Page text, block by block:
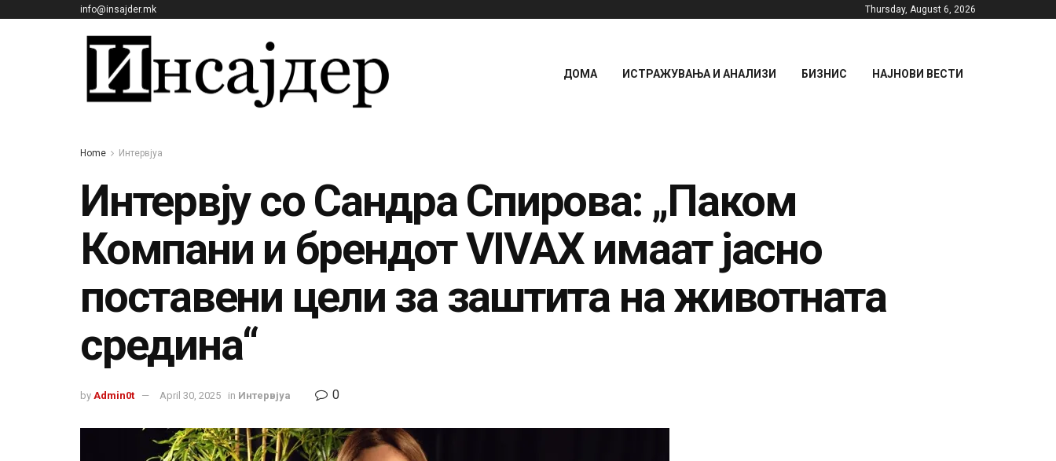
info@insajder.mk Thursday, August 6, 2026
ДОМА ИСТРАЖУВАЊА И АНАЛИЗИ БИЗНИС НАЈНОВИ ВЕСТИ
Home Интервјуа
Интервју со Сандра Спирова: „Паком
Компани и брендот VIVAX имаат јасно
поставени цели за заштита на животната
средина“
by Admin0t April 30, 2025 in Интервјуа 0